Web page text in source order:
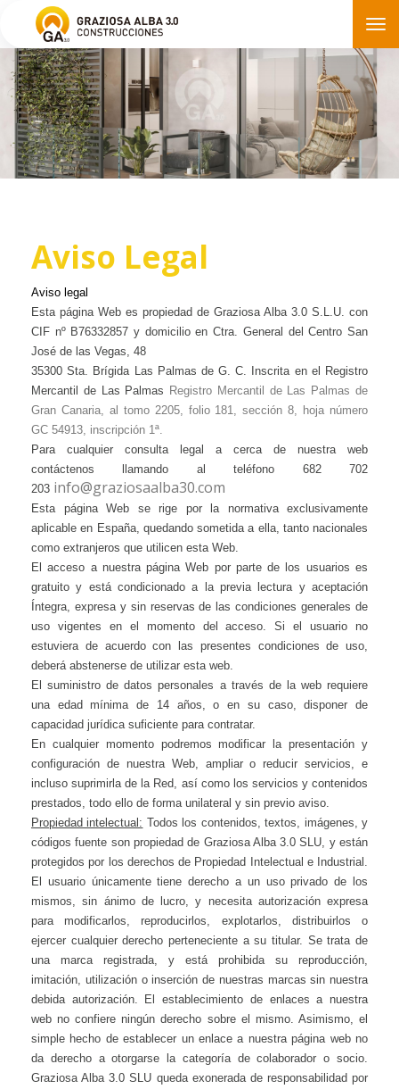
Aviso Legal
Aviso legal
Esta página Web es propiedad de Graziosa Alba 3.0 S.L.U. con
CIF nº B76332857 y domicilio en Ctra. General del Centro San
José de las Vegas, 48
35300 Sta. Brígida Las Palmas de G. C. Inscrita en el Registro
Mercantil de Las Palmas Registro Mercantil de Las Palmas de
Gran Canaria, al tomo 2205, folio 181, sección 8, hoja número
GC 54913, inscripción 1ª.
Para cualquier consulta legal a cerca de nuestra web
contáctenos llamando al teléfono 682 702
203 info@graziosaalba30.com
Esta página Web se rige por la normativa exclusivamente
aplicable en España, quedando sometida a ella, tanto nacionales
como extranjeros que utilicen esta Web.
El acceso a nuestra página Web por parte de los usuarios es
gratuito y está condicionado a la previa lectura y aceptación
Íntegra, expresa y sin reservas de las condiciones generales de
uso vigentes en el momento del acceso. Si el usuario no
estuviera de acuerdo con las presentes condiciones de uso,
deberá abstenerse de utilizar esta web.
El suministro de datos personales a través de la web requiere
una edad mínima de 14 años, o en su caso, disponer de
capacidad jurídica suficiente para contratar.
En cualquier momento podremos modificar la presentación y
configuración de nuestra Web, ampliar o reducir servicios, e
incluso suprimirla de la Red, así como los servicios y contenidos
prestados, todo ello de forma unilateral y sin previo aviso.
Propiedad intelectual: Todos los contenidos, textos, imágenes, y
códigos fuente son propiedad de Graziosa Alba 3.0 SLU, y están
protegidos por los derechos de Propiedad Intelectual e Industrial.
El usuario únicamente tiene derecho a un uso privado de los
mismos, sin ánimo de lucro, y necesita autorización expresa
para modificarlos, reproducirlos, explotarlos, distribuirlos o
ejercer cualquier derecho perteneciente a su titular. Se trata de
una marca registrada, y está prohibida su reproducción,
imitación, utilización o inserción de nuestras marcas sin nuestra
debida autorización. El establecimiento de enlaces a nuestra
web no confiere ningún derecho sobre el mismo. Asimismo, el
simple hecho de establecer un enlace a nuestra página web no
da derecho a otorgarse la categoría de colaborador o socio.
Graziosa Alba 3.0 SLU queda exonerada de responsabilidad por